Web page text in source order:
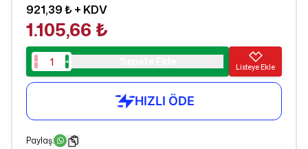
921,39 ₺+ KDV
1.105,66 ₺
Listeye Ekle
Paylaş: